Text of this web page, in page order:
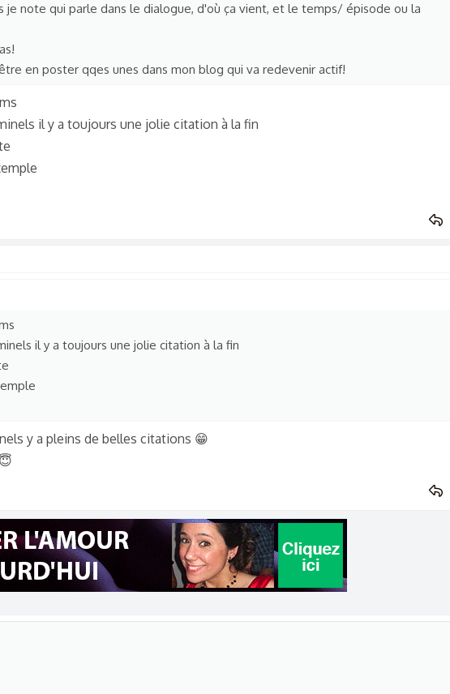
je note qui parle dans le dialogue, d'où ça vient, et le temps/ épisode ou la
en poster qqes unes dans mon blog qui va redevenir actif!
il y a toujours une jolie citation à la fin
il y a toujours une jolie citation à la fin
y a pleins de belles citations 😁